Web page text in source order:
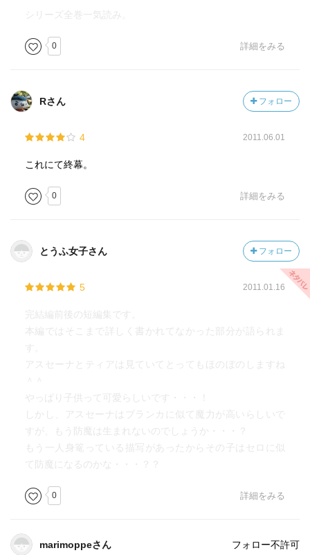
リリアナがいやに警戒しているのが、おかしいです。
アスセーナとティアがちょっと大きくなった12歳のときの
お話。
剣を扱います。ティアはトマスに似たのか、眼鏡をかける
ようになってますが、リリアナ仕込みの体術使いになって
縁談の話が持ち上がって、家出を画策しますが、その途中
命の危機に瀕しますが、マルディシオンが人間の姿に戻
り、魔物を一蹴します。
初めて、人間の姿のマルディシオンを見て、恋に落ちた様
子のアスセーナ。
シリーズ全巻一気読み。
0 詳細をみる
Rさん フォロー
4 2011.06.01
これにて終幕。
0 詳細をみる
とうふ女子さん フォロー
5 2011.01.16
完結編前後の短編集です。
本編ではそこまで詳しく書かれてなかった部分が語られま
す。
アスセーナとティアは見ていてとってもほのぼのしますね
やっぱり子供って可愛らしいです・・・！
しかし、アスセーナはブランカに似て魔力が高いらしいで
すが、もう防魔は生まれないのでしょうか・・・？
もう一人身篭っている描写があったからその子はセロに似
て防魔になるのかな・・・？？
0 詳細をみる
marimoppeさん フォロー不許可